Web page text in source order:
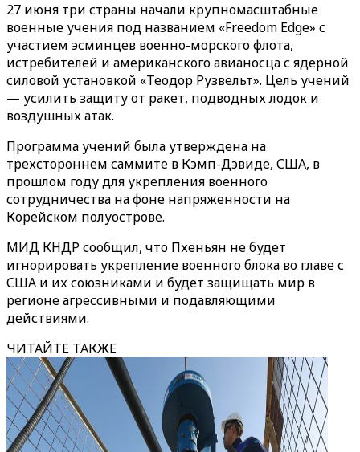
27 июня три страны начали крупномасштабные
военные учения под названием «Freedom Edge» с
участием эсминцев военно-морского флота,
истребителей и американского авианосца с ядерной
силовой установкой «Теодор Рузвельт». Цель учений
— усилить защиту от ракет, подводных лодок и
воздушных атак.
Программа учений была утверждена на
трехстороннем саммите в Кэмп-Дэвиде, США, в
прошлом году для укрепления военного
сотрудничества на фоне напряженности на
Корейском полуострове.
МИД КНДР сообщил, что Пхеньян не будет
игнорировать укрепление военного блока во главе с
США и их союзниками и будет защищать мир в
регионе агрессивными и подавляющими
действиями.
ЧИТАЙТЕ ТАКЖЕ